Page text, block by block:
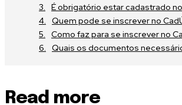
É obrigatório estar cadastrado
Quem pode se inscrever no
Como faz para se inscrever no
Quais os documentos
Read more